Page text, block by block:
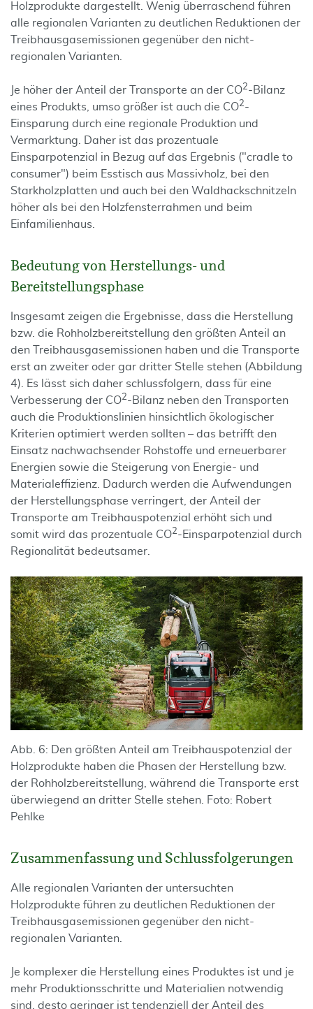
Holzprodukte dargestellt. Wenig überraschend führen
alle regionalen Varianten zu deutlichen Reduktionen der
Treibhausgasemissionen gegenüber den nicht-
regionalen Varianten.
Je höher der Anteil der Transporte an der CO2-Bilanz
eines Produkts, umso größer ist auch die CO2-
Einsparung durch eine regionale Produktion und
Vermarktung. Daher ist das prozentuale
Einsparpotenzial in Bezug auf das Ergebnis ("cradle to
consumer") beim Esstisch aus Massivholz, bei den
Starkholzplatten und auch bei den Waldhackschnitzeln
höher als bei den Holzfensterrahmen und beim
Einfamilienhaus.
Bedeutung von Herstellungs- und
Bereitstellungsphase
Insgesamt zeigen die Ergebnisse, dass die Herstellung
bzw. die Rohholzbereitstellung den größten Anteil an
den Treibhausgasemissionen haben und die Transporte
erst an zweiter oder gar dritter Stelle stehen (Abbildung
4). Es lässt sich daher schlussfolgern, dass für eine
Verbesserung der CO2-Bilanz neben den Transporten
auch die Produktionslinien hinsichtlich ökologischer
Kriterien optimiert werden sollten – das betrifft den
Einsatz nachwachsender Rohstoffe und erneuerbarer
Energien sowie die Steigerung von Energie- und
Materialeffizienz. Dadurch werden die Aufwendungen
der Herstellungsphase verringert, der Anteil der
Transporte am Treibhauspotenzial erhöht sich und
somit wird das prozentuale CO2-Einsparpotenzial durch
Regionalität bedeutsamer.
Abb. 6: Den größten Anteil am Treibhauspoten­zial der
Holzprodukte haben die Phasen der Herstellung bzw.
der Rohholzbereitstellung, während die Transporte erst
überwiegend an dritter Stelle stehen. Foto: Robert
Pehlke
Zusammenfassung und Schlussfolgerungen
Alle regionalen Varianten der untersuchten
Holzprodukte führen zu deutlichen Reduktionen der
Treibhausgasemissionen gegenüber den nicht-
regionalen Varianten.
Je komplexer die Herstellung eines Produktes ist und je
mehr Produktionsschritte und Materialien notwendig
sind, desto geringer ist tendenziell der Anteil des